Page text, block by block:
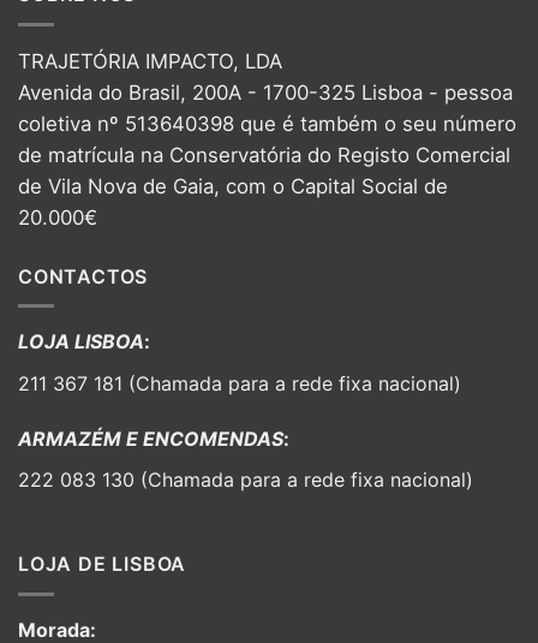
TRAJETÓRIA IMPACTO, LDA
Avenida do Brasil, 200A - 1700-325 Lisboa - pessoa
coletiva nº 513640398 que é também o seu número
de matrícula na Conservatória do Registo Comercial
de Vila Nova de Gaia, com o Capital Social de
20.000€
CONTACTOS
LOJA LISBOA:
211 367 181 (Chamada para a rede fixa nacional)
ARMAZÉM E ENCOMENDAS:
222 083 130 (Chamada para a rede fixa nacional)
LOJA DE LISBOA
Morada: